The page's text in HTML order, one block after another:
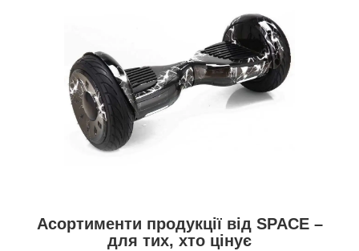
Асортименти продукції від SPACE –
для тих, хто цінує